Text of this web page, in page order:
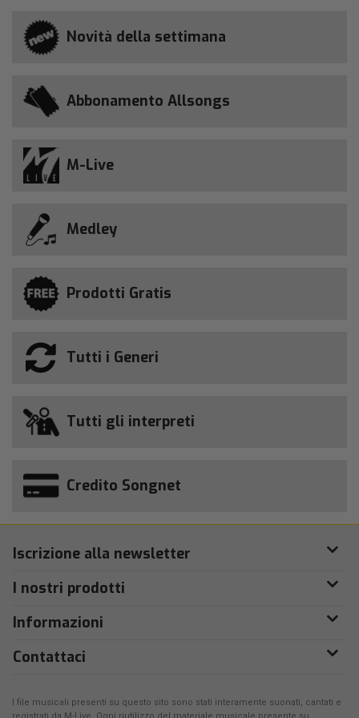
Novità della settimana
Abbonamento Allsongs
M-Live
Medley
Prodotti Gratis
Tutti i Generi
Tutti gli interpreti
Credito Songnet
Iscrizione alla newsletter
I nostri prodotti
Informazioni
Contattaci
I file musicali presenti su questo sito sono stati interamente suonati, cantati e
registrati da M-Live . Ogni riutilizzo del materiale musicale presente su